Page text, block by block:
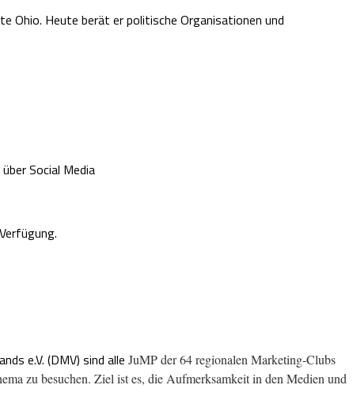
Ohio. Heute berät er politische Organisationen und
Social Media
e.V. (DMV) sind alle JuMP der 64 regionalen Marketing-Clubs
zu besuchen. Ziel ist es, die Aufmerksamkeit in den Medien und